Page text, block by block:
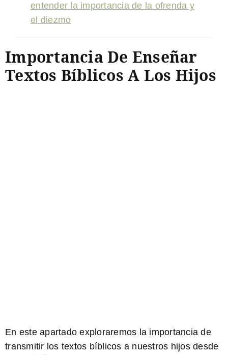
entender la importancia de la ofrenda y
el diezmo
Importancia De Enseñar
Textos Bíblicos A Los Hijos
En este apartado exploraremos la importancia de
transmitir los textos bíblicos a nuestros hijos desde